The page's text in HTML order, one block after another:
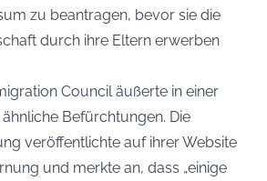
zu beantragen, bevor sie die
durch ihre Eltern erwerben
Council äußerte in einer
Befürchtungen. Die
veröffentlichte auf ihrer Website
und merkte an, dass „einige